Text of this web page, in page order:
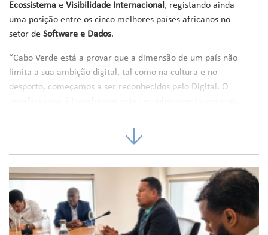
Ecossistema e Visibilidade Internacional , registando ainda
uma posição entre os cinco melhores países africanos no
setor de Software e Dados.
“Cabo Verde está a provar que a dimensão de um país não
limita a sua ambição digital, tal como na cultura e no
desporto, começamos a ser reconhecidos pelo Digital. O
investimento e mais emprego qualificado. Este Governo
deixou um bom legado e estamos esperançosos que o país
Secretário de Estado da Economia Digital.
Estes resultados confirmam a trajetória ascendente de
Cabo Verde como economia digital emergente e reforçam
o posicionamento do país no mapa global da inovação,